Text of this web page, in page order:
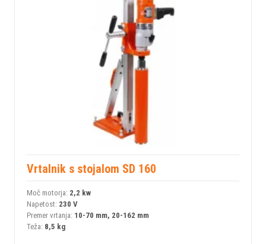
Vrtalnik s stojalom SD 160
Moč motorja: 2,2 kw
Napetost: 230 V
Premer vrtanja: 10-70 mm, 20-162 mm
Teža: 8,5 kg